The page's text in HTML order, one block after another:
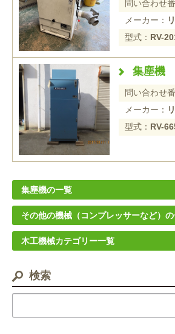
問い合わせ番
メーカー：
型式： RV-
集塵機
問い合わせ番
メーカー：
型式： RV-
集塵機の一覧
その他の機械（コンプレッサーなど）
木工機械カテゴリー一覧
検索